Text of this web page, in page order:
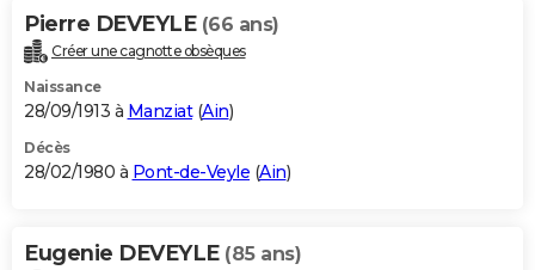
Pierre DEVEYLE (66 ans)
Créer une cagnotte obsèques
Naissance
28/09/1913 à Manziat(Ain)
Décès
28/02/1980 à Pont-de-Veyle (Ain)
Eugenie DEVEYLE (85 ans)